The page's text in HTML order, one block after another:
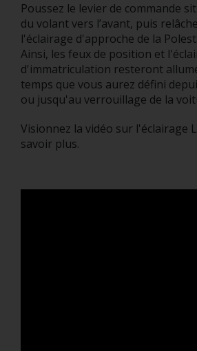
Poussez le levier de commande
du volant vers l’avant, puis
l'éclairage d'approche de la
Ainsi, les feux de position et
d'immatriculation resteront
temps que vous aurez défini
ou jusqu'au verrouillage de la
Visionnez la vidéo sur l'éclairage
savoir plus.